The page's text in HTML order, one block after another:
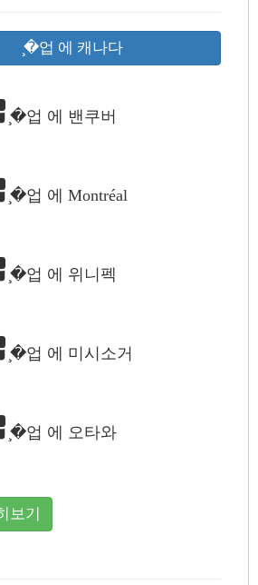
̧�업 에 캐나다
̧�업 에 밴쿠버
̧�업 에 Montréal
̧�업 에 위니펙
̧�업 에 미시소거
̧�업 에 오타와
보기